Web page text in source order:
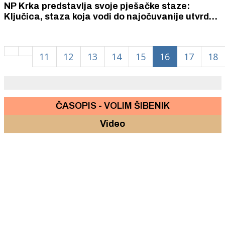
NP Krka predstavlja svoje pješačke staze:
Ključica, staza koja vodi do najočuvanije utvrde
11 12 13 14 15 16 17 18
ČASOPIS - VOLIM ŠIBENIK
Video